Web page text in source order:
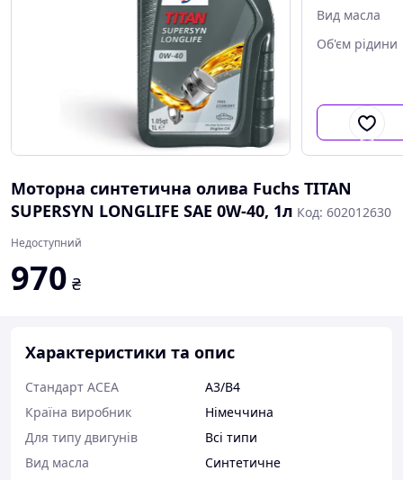
Вид масла
Об'єм рідини
Моторна синтетична олива Fuchs TITAN
SUPERSYN LONGLIFE SAE 0W-40, 1л Код: 602012630
Недоступний
970 ₴
Характеристики та опис
Стандарт ACEA
A3/B4
Країна виробник
Німеччина
Для типу двигунів
Всі типи
Вид масла
Синтетичне